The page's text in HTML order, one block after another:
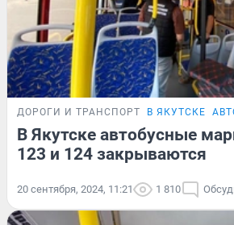
ДОРОГИ И ТРАНСПОРТ В ЯКУТСКЕ
В Якутске автобусные
123 и 124 закрываются
20 сентября, 2024, 11:21 1 810